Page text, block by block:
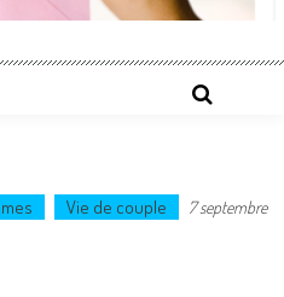
Vie de couple
7 septembre